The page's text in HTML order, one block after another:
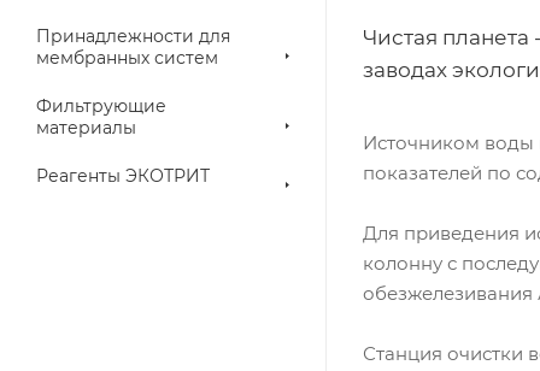
Принадлежности для
мембранных систем
Фильтрующие
материалы
Реагенты ЭКОТРИТ
Чистая
заводах
Источником воды
показателей по
Для приведения
колонну с
Станция очистки